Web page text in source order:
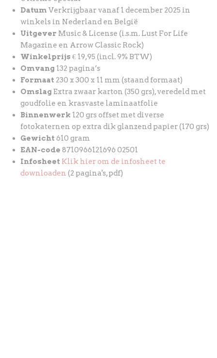
Datum Verkrijgbaar vanaf 1 december 2025 in
winkels in Nederland en België
Uitgever Music & License (i.s.m. Lust For Life
Magazine en Arrow Classic Rock)
Winkelprijs € 19,95 (incl. 9% BTW)
Omvang 132 pagina’s
Formaat 230 x 300 x 11 mm (staand formaat)
Omslag Extra zwaar karton (350 grs), veredeld met
goudfolie en krasvaste laminaatfolie
Binnenwerk 120 grs offset met diverse
fotokaternen op extra dik glanzend papier (170 grs)
Gewicht 610 gram
EAN-code 8710966121696 02501
Infosheet Klik hier om de infosheet te
downloaden (2 pagina's, pdf)